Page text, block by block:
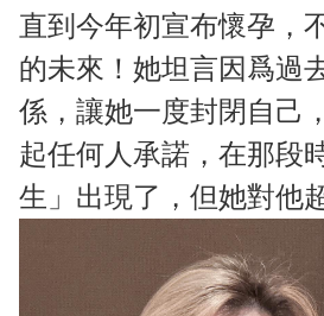
直到今年初宣布懷孕，
的未來！她坦言因爲過
係，讓她一度封閉自己
起任何人承諾，在那段
生」出現了，但她對他